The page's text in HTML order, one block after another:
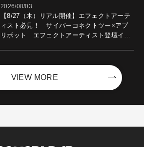
2026/08/03
【8/27（木）リアル開催】エフェクトアーテ
ィスト必見！ サイバーコネクトツー×アプ
リボット エフェクトアーティスト登壇イベ
VIEW MORE